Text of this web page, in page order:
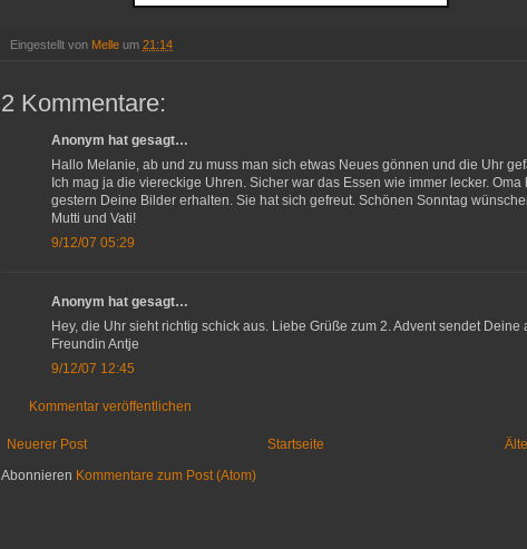
Eingestellt von Melle um 21:14
2 Kommentare:
Anonym hat gesagt…
Hallo Melanie, ab und zu muss man sich etwas Neues gönnen und die Uhr
Ich mag ja die viereckige Uhren. Sicher war das Essen wie immer lecker. Oma
gestern Deine Bilder erhalten. Sie hat sich gefreut. Schönen Sonntag
Mutti und Vati!
9/12/07 05:29
Anonym hat gesagt…
Hey, die Uhr sieht richtig schick aus. Liebe Grüße zum 2. Advent sendet Deine
Freundin Antje
9/12/07 12:45
Kommentar veröffentlichen
Neuerer Post
Startseite
Abonnieren Kommentare zum Post (Atom)